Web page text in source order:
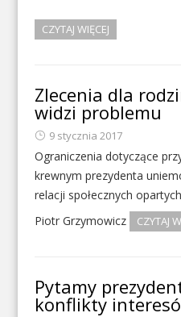
CZYTAJ WIĘCEJ
Zlecenia dla
widzi problemu
9 stycznia 2017
Ograniczenia dotyczące
krewnym prezydenta
relacji społecznych
Piotr Grzymowicz
CZYTAJ
Pytamy
konflikty